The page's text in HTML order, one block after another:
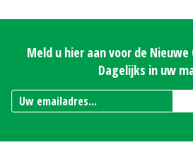
Meld u hier aan voor de
Dagelijks in uw